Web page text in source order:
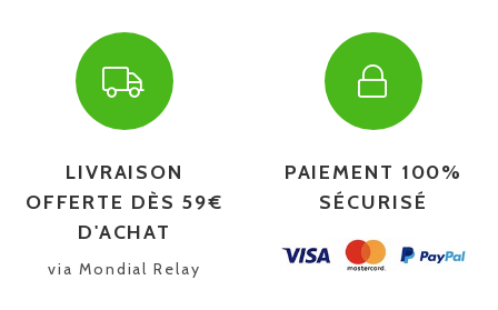
LIVRAISON
OFFERTE DÈS 59€
D'ACHAT
via Mondial Relay
PAIEMENT 100%
SÉCURISÉ